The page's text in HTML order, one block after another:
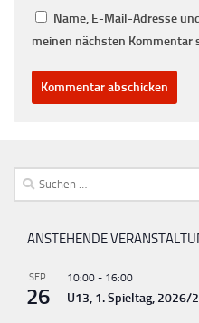
Name, E-Mail-Adresse
meinen nächsten Kommentar
Suchen
nach:
ANSTEHENDE
SEP.
26
10:00 - 16:00
U13, 1. Spieltag, 2026/